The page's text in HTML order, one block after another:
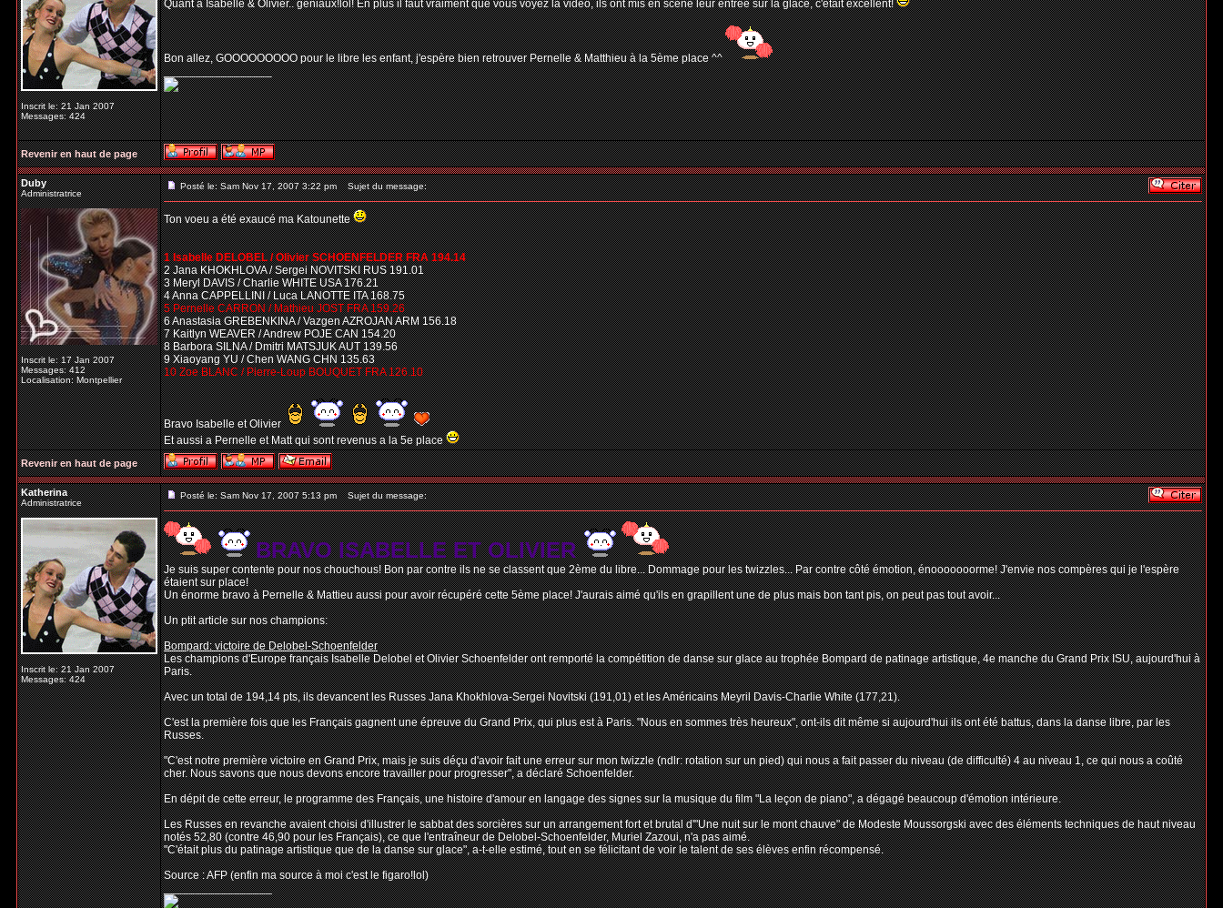
Inscrit le: 21 Jan 2007
Messages: 424
Quant à Isabelle & Olivier.. géniaux!lol! En plus il faut vraiment que vous voyez la vidéo, ils ont mis en scène leur entrée sur la glace, c'était excellent!
Bon allez, GOOOOOOOOO pour le libre les enfant, j'espère bien retrouver Pernelle & Matthieu à la 5ème place ^^
_________________
Revenir en haut de page
Duby
Administratrice
Inscrit le: 17 Jan 2007
Messages: 412
Localisation: Montpellier
Posté le: Sam Nov 17, 2007 3:22 pm Sujet du message:
Ton voeu a été exaucé ma Katounette
1 Isabelle DELOBEL / Olivier SCHOENFELDER FRA 194.14
2 Jana KHOKHLOVA / Sergei NOVITSKI RUS 191.01
3 Meryl DAVIS / Charlie WHITE USA 176.21
4 Anna CAPPELLINI / Luca LANOTTE ITA 168.75
5 Pernelle CARRON / Mathieu JOST FRA 159.26
6 Anastasia GREBENKINA / Vazgen AZROJAN ARM 156.18
7 Kaitlyn WEAVER / Andrew POJE CAN 154.20
8 Barbora SILNA / Dmitri MATSJUK AUT 139.56
9 Xiaoyang YU / Chen WANG CHN 135.63
10 Zoe BLANC / Pierre-Loup BOUQUET FRA 126.10
Bravo Isabelle et Olivier
Et aussi a Pernelle et Matt qui sont revenus a la 5e place
Revenir en haut de page
Katherina
Administratrice
Inscrit le: 21 Jan 2007
Messages: 424
Posté le: Sam Nov 17, 2007 5:13 pm Sujet du message:
BRAVO ISABELLE ET OLIVIER
Je suis super contente pour nos chouchous! Bon par contre ils ne se classent que 2ème du libre... Dommage pour les twizzles... Par contre côté émotion, énooooooorme! J'envie nos compères qui je l'espère
étaient sur place!
Un énorme bravo à Pernelle & Mattieu aussi pour avoir récupéré cette 5ème place! J'aurais aimé qu'ils en grapillent une de plus mais bon tant pis, on peut pas tout avoir...
Un ptit article sur nos champions:
Bompard: victoire de Delobel-Schoenfelder
Les champions d'Europe français Isabelle Delobel et Olivier Schoenfelder ont remporté la compétition de danse sur glace au trophée Bompard de patinage artistique, 4e manche du Grand Prix ISU, aujourd'hui à
Paris.
Avec un total de 194,14 pts, ils devancent les Russes Jana Khokhlova-Sergei Novitski (191,01) et les Américains Meyril Davis-Charlie White (177,21).
C'est la première fois que les Français gagnent une épreuve du Grand Prix, qui plus est à Paris. "Nous en sommes très heureux", ont-ils dit même si aujourd'hui ils ont été battus, dans la danse libre, par les
Russes.
"C'est notre première victoire en Grand Prix, mais je suis déçu d'avoir fait une erreur sur mon twizzle (ndlr: rotation sur un pied) qui nous a fait passer du niveau (de difficulté) 4 au niveau 1, ce qui nous a coûté
cher. Nous savons que nous devons encore travailler pour progresser", a déclaré Schoenfelder.
En dépit de cette erreur, le programme des Français, une histoire d'amour en langage des signes sur la musique du film "La leçon de piano", a dégagé beaucoup d'émotion intérieure.
Les Russes en revanche avaient choisi d'illustrer le sabbat des sorcières sur un arrangement fort et brutal d'"Une nuit sur le mont chauve" de Modeste Moussorgski avec des éléments techniques de haut niveau
notés 52,80 (contre 46,90 pour les Français), ce que l'entraîneur de Delobel-Schoenfelder, Muriel Zazoui, n'a pas aimé.
"C'était plus du patinage artistique que de la danse sur glace", a-t-elle estimé, tout en se félicitant de voir le talent de ses élèves enfin récompensé.
Source : AFP (enfin ma source à moi c'est le figaro!lol)
_________________